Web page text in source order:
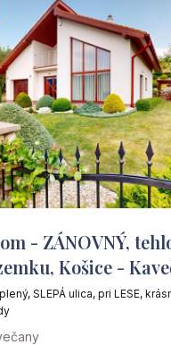
- ZÁNOVNÝ,
Košice -
SLEPÁ ulica, pri LESE,